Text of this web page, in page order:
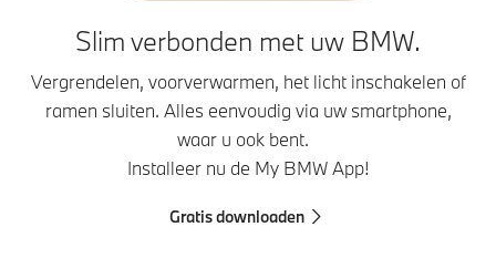
Slim verbonden met uw BMW.
Vergrendelen, voorverwarmen, het licht inschakelen of
ramen sluiten. Alles eenvoudig via uw smartphone,
waar u ook bent.
Installeer nu de My BMW App!
Gratis downloaden